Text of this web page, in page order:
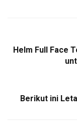
Helm Full Face
Berikut ini